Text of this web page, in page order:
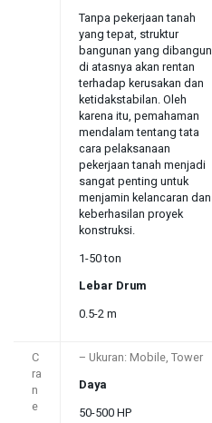
Tanpa pekerjaan tanah
yang tepat, struktur
bangunan yang dibangun
di atasnya akan rentan
terhadap kerusakan dan
ketidakstabilan. Oleh
karena itu, pemahaman
mendalam tentang tata
cara pelaksanaan
pekerjaan tanah menjadi
sangat penting untuk
menjamin kelancaran dan
keberhasilan proyek
konstruksi.
1-50 ton
Lebar Drum
0.5-2 m
C
ra
n
e
– Ukuran: Mobile, Tower
Daya
50-500 HP